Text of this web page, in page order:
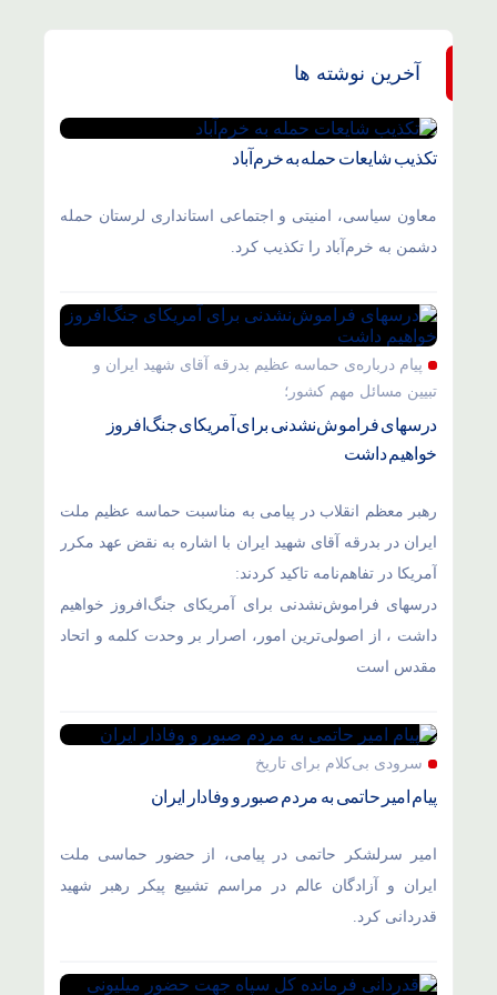
آخرین نوشته ها
تکذیب شایعات حمله به خرم‌آباد
معاون سیاسی، امنیتی و اجتماعی استانداری لرستان حمله
دشمن به خرم‌آباد را تکذیب کرد.
پیام درباره‌ی حماسه عظیم بدرقه آقای شهید ایران و
تبیین مسائل مهم کشور؛
درسهای فراموش‌نشدنی برای آمریکای جنگ‌افروز
خواهیم داشت
رهبر معظم انقلاب در پیامی به مناسبت حماسه عظیم ملت
ایران در بدرقه آقای شهید ایران با اشاره به نقض عهد مکرر
آمریکا در تفاهم‌نامه تاکید کردند:
درسهای فراموش‌نشدنی برای آمریکای جنگ‌افروز خواهیم
داشت ، از اصولی‌ترین امور، اصرار بر وحدت کلمه و اتحاد
مقدس است
سرودی بی‌کلام برای تاریخ
پیام امیر حاتمی به مردم صبور و وفادار ایران
امیر سرلشکر حاتمی در پیامی، از حضور حماسی ملت
ایران و آزادگان عالم در مراسم تشییع پیکر رهبر شهید
قدردانی کرد.